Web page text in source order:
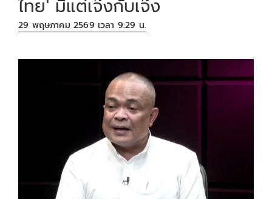
ไทย' มีแต่เจ๊งกับเจ๊ง
29 พฤษภาคม 2569 เวลา 9:29 น.